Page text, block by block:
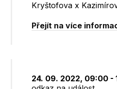
Kryštofova x
Přejít na více
24. 09. 2022, 09:00 -